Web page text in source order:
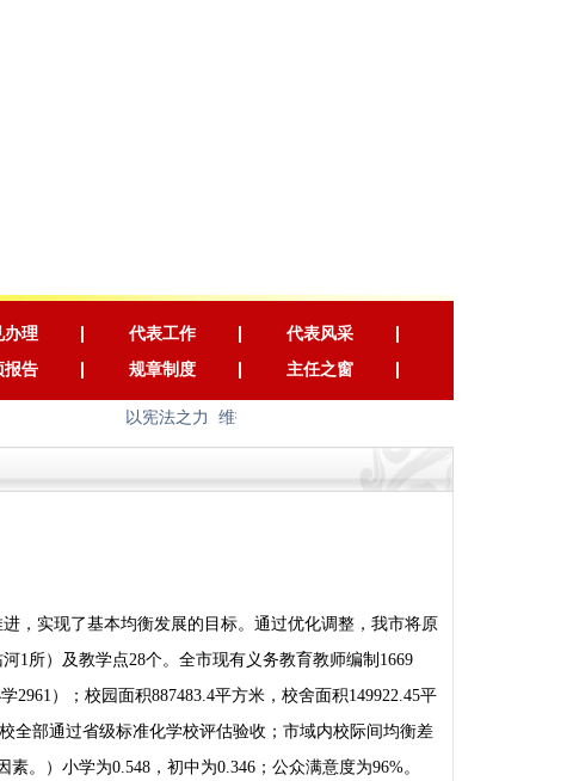
办理 代表工作
代表风采
报告 规章制度 主任之窗
以宪法之力 维护国家长治久安 以宪法之光 照耀人民幸福安康
，实现了基本均衡发展的目标。通过优化调整，我市将原
1所）及教学点28个。全市现有义务教育教师编制1669
2961）；校园面积887483.4平方米，校舍面积149922.45平
全部通过省级标准化学校评估验收；市域内校际间均衡差
。）小学为0.548，初中为0.346；公众满意度为96%。